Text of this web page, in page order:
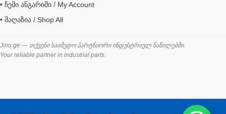
შესაფუთი მანქანა ვაკუმით
შლანგი
საწვავის შლანგი
• ჩემი ანგარიში / My Account
• მაღაზია / Shop All
Jino.ge — თქვენი საიმედო პარტნიორი ინდუსტრიულ ნაწილებში.
Your reliable partner in industrial parts.